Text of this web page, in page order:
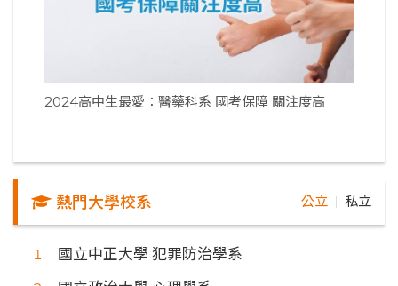
2024高中生最愛：醫藥科系 國考保障 關注度高
熱門大學校系 公立 私立
國立中正大學 犯罪防治學系